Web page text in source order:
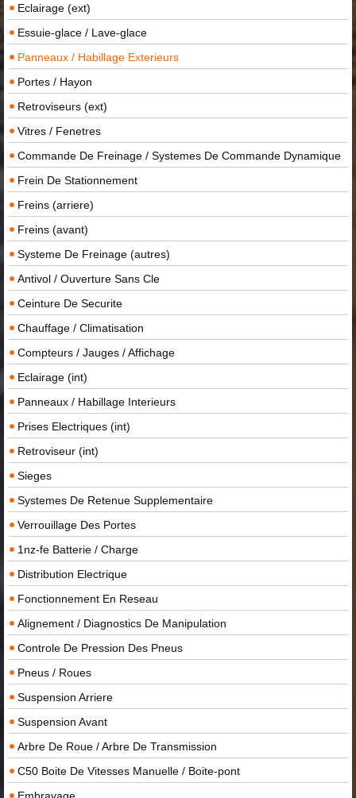
Eclairage (ext)
Essuie-glace / Lave-glace
Panneaux / Habillage Exterieurs
Portes / Hayon
Retroviseurs (ext)
Vitres / Fenetres
Commande De Freinage / Systemes De Commande Dynamique
Frein De Stationnement
Freins (arriere)
Freins (avant)
Systeme De Freinage (autres)
Antivol / Ouverture Sans Cle
Ceinture De Securite
Chauffage / Climatisation
Compteurs / Jauges / Affichage
Eclairage (int)
Panneaux / Habillage Interieurs
Prises Electriques (int)
Retroviseur (int)
Sieges
Systemes De Retenue Supplementaire
Verrouillage Des Portes
1nz-fe Batterie / Charge
Distribution Electrique
Fonctionnement En Reseau
Alignement / Diagnostics De Manipulation
Controle De Pression Des Pneus
Pneus / Roues
Suspension Arriere
Suspension Avant
Arbre De Roue / Arbre De Transmission
C50 Boite De Vitesses Manuelle / Boite-pont
Embrayage